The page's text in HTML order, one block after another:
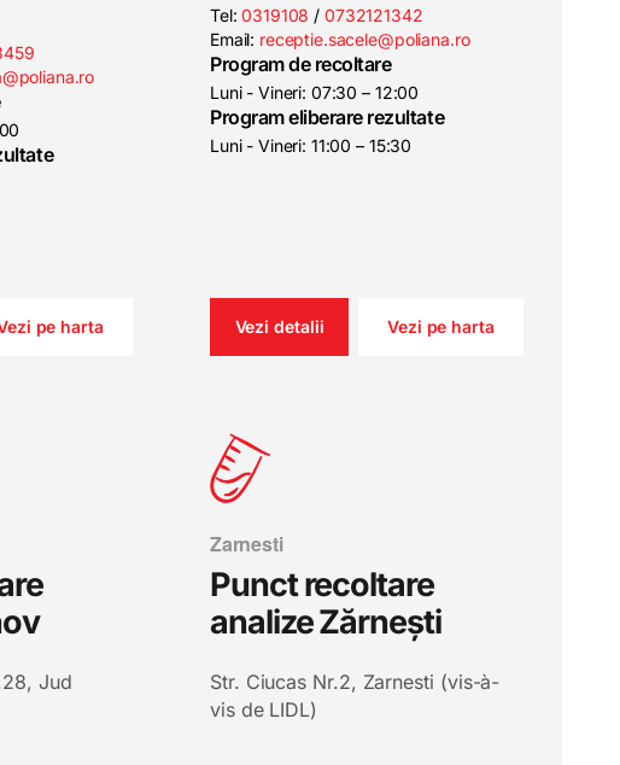
pe harta
Tel:0319108 / 0732121342
Email: receptie.sacele@poliana.ro
Program de recoltare
Luni - Vineri: 07:30 – 12:00
Program eliberare rezultate
Luni - Vineri: 11:00 – 15:30
Vezi detalii Vezi pe harta
Jud
Zarnesti
Punct recoltare
analize Zărnești
Str. Ciucas Nr.2, Zarnesti (vis-à-
vis de LIDL)